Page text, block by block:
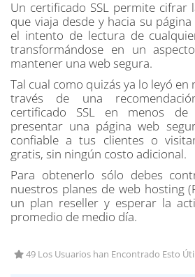
Un certificado SSL permite cifrar
que viaja desde y hacia su
el intento de lectura de
transformándose en un
mantener una web segura.
Tal cual como quizás ya lo leyó
través de una
certificado SSL en menos
presentar una página web
confiable a tus clientes o
gratis, sin ningún costo adicional.
Para obtenerlo sólo debes
nuestros planes de web hosting
un plan reseller y esperar la
promedio de medio día.
49 Los Usuarios han Encontrado Esto Útil